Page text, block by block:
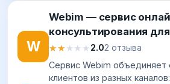
W
Webim — сервис
консультирования
★★★★★
★★★★★2.02 отзыва
Сервис Webim объединяет
клиентов из разных